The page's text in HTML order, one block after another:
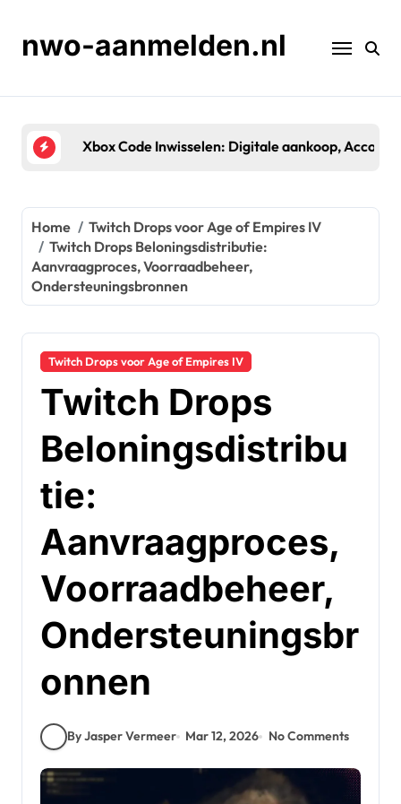
contentnwo-aanmelden.nl
Xbox Code Inwisselen: Digitale aankoop,
Home
Twitch Drops voor Age of Empires IV
Twitch Drops Beloningsdistributie:
Aanvraagproces, Voorraadbeheer,
Ondersteuningsbronnen
Twitch Drops voor Age of Empires IV
Twitch Drops
Beloningsdistribu
tie:
Aanvraagproces,
Voorraadbeheer,
Ondersteuningsbr
onnen
By Jasper Vermeer Mar 12, 2026 No Comments